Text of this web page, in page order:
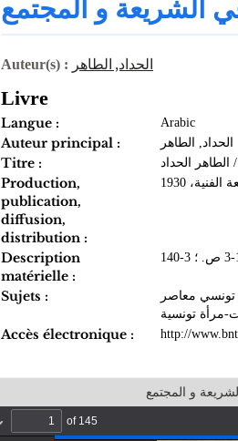
الشريعة و المجتمع
Auteur(s) : الحداد, الطاهر‏
Livre
Langue : Arabic
Auteur principal : الحداد, الطاهر‏
Titre : الطاهر الحداد
Production,
publication,
diffusion,
distribution :
1930
Description
matérielle :
Sujets :
تونسي معاصر
مرأة تونسية
Accès électronique : http://
و المجتمع